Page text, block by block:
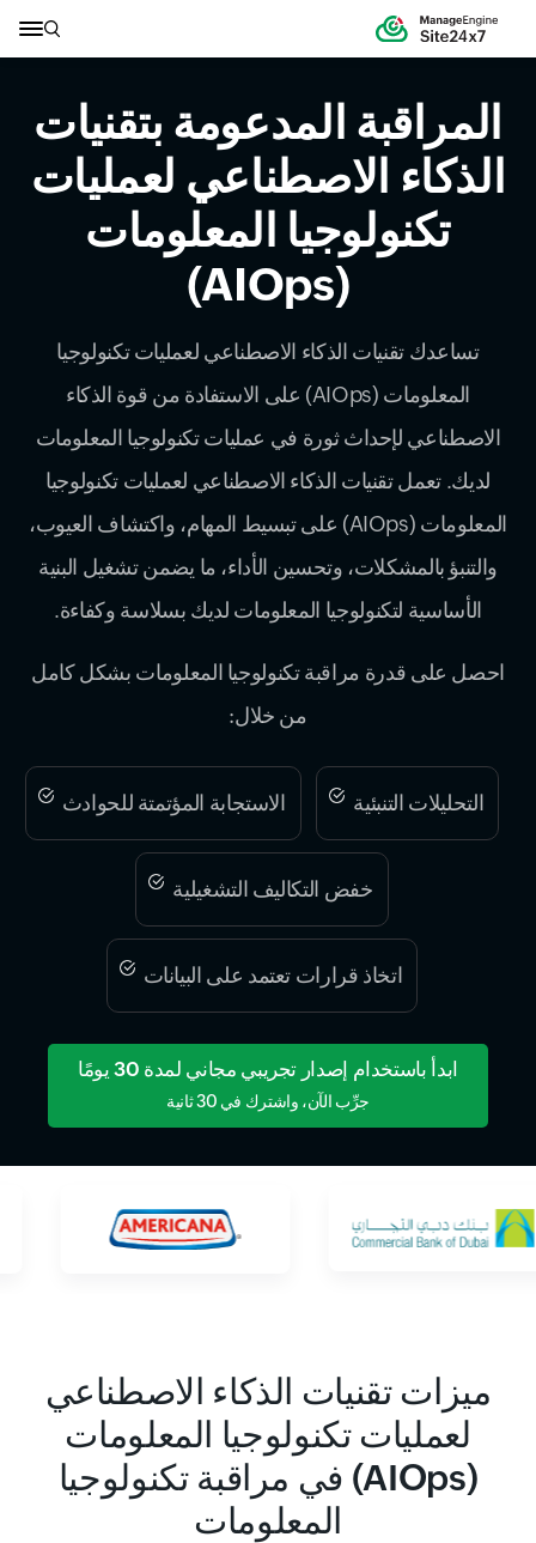
المراقبة المدعومة بتقنيات
الذكاء الاصطناعي لعمليات
تكنولوجيا المعلومات
(AIOps)
تساعدك تقنيات الذكاء الاصطناعي لعمليات تكنولوجيا
المعلومات (AIOps) على الاستفادة من قوة الذكاء
الاصطناعي لإحداث ثورة في عمليات تكنولوجيا المعلومات
لديك. تعمل تقنيات الذكاء الاصطناعي لعمليات تكنولوجيا
المعلومات (AIOps) على تبسيط المهام، واكتشاف العيوب،
والتنبؤ بالمشكلات، وتحسين الأداء، ما يضمن تشغيل البنية
الأساسية لتكنولوجيا المعلومات لديك بسلاسة وكفاءة.
احصل على قدرة مراقبة تكنولوجيا المعلومات بشكل كامل
من خلال:
التحليلات التنبئية الاستجابة المؤتمتة للحوادث
خفض التكاليف التشغيلية
اتخاذ قرارات تعتمد على البيانات
ابدأ باستخدام إصدار تجريبي مجاني لمدة 30 يومًا
جرِّب الآن، واشترك في 30 ثانية
ميزات تقنيات الذكاء الاصطناعي
لعمليات تكنولوجيا المعلومات
(AIOps) في مراقبة تكنولوجيا
المعلومات